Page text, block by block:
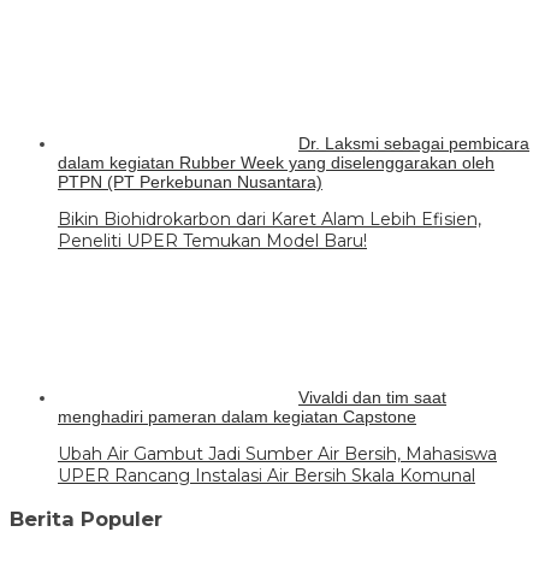
Dr. Laksmi sebagai pembicara
dalam kegiatan Rubber Week yang diselenggarakan oleh
PTPN (PT Perkebunan Nusantara)
Bikin Biohidrokarbon dari Karet Alam Lebih Efisien,
Peneliti UPER Temukan Model Baru!
Vivaldi dan tim saat
menghadiri pameran dalam kegiatan Capstone
Ubah Air Gambut Jadi Sumber Air Bersih, Mahasiswa
UPER Rancang Instalasi Air Bersih Skala Komunal
Berita Populer